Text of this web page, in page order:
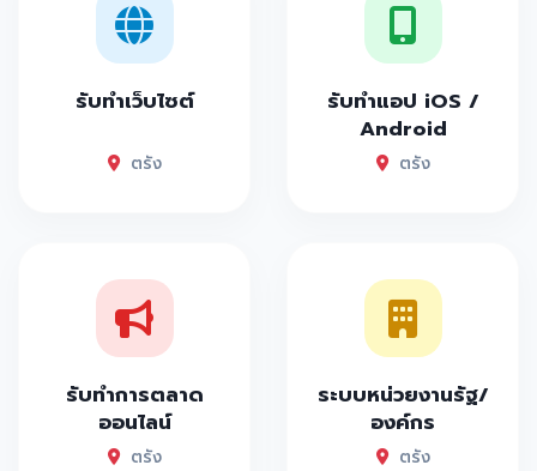
รับทำเว็บไซต์
ตรัง
รับทำแอป iOS /
Android
ตรัง
รับทำการตลาด
ออนไลน์
ตรัง
ระบบหน่วยงานรัฐ/
องค์กร
ตรัง